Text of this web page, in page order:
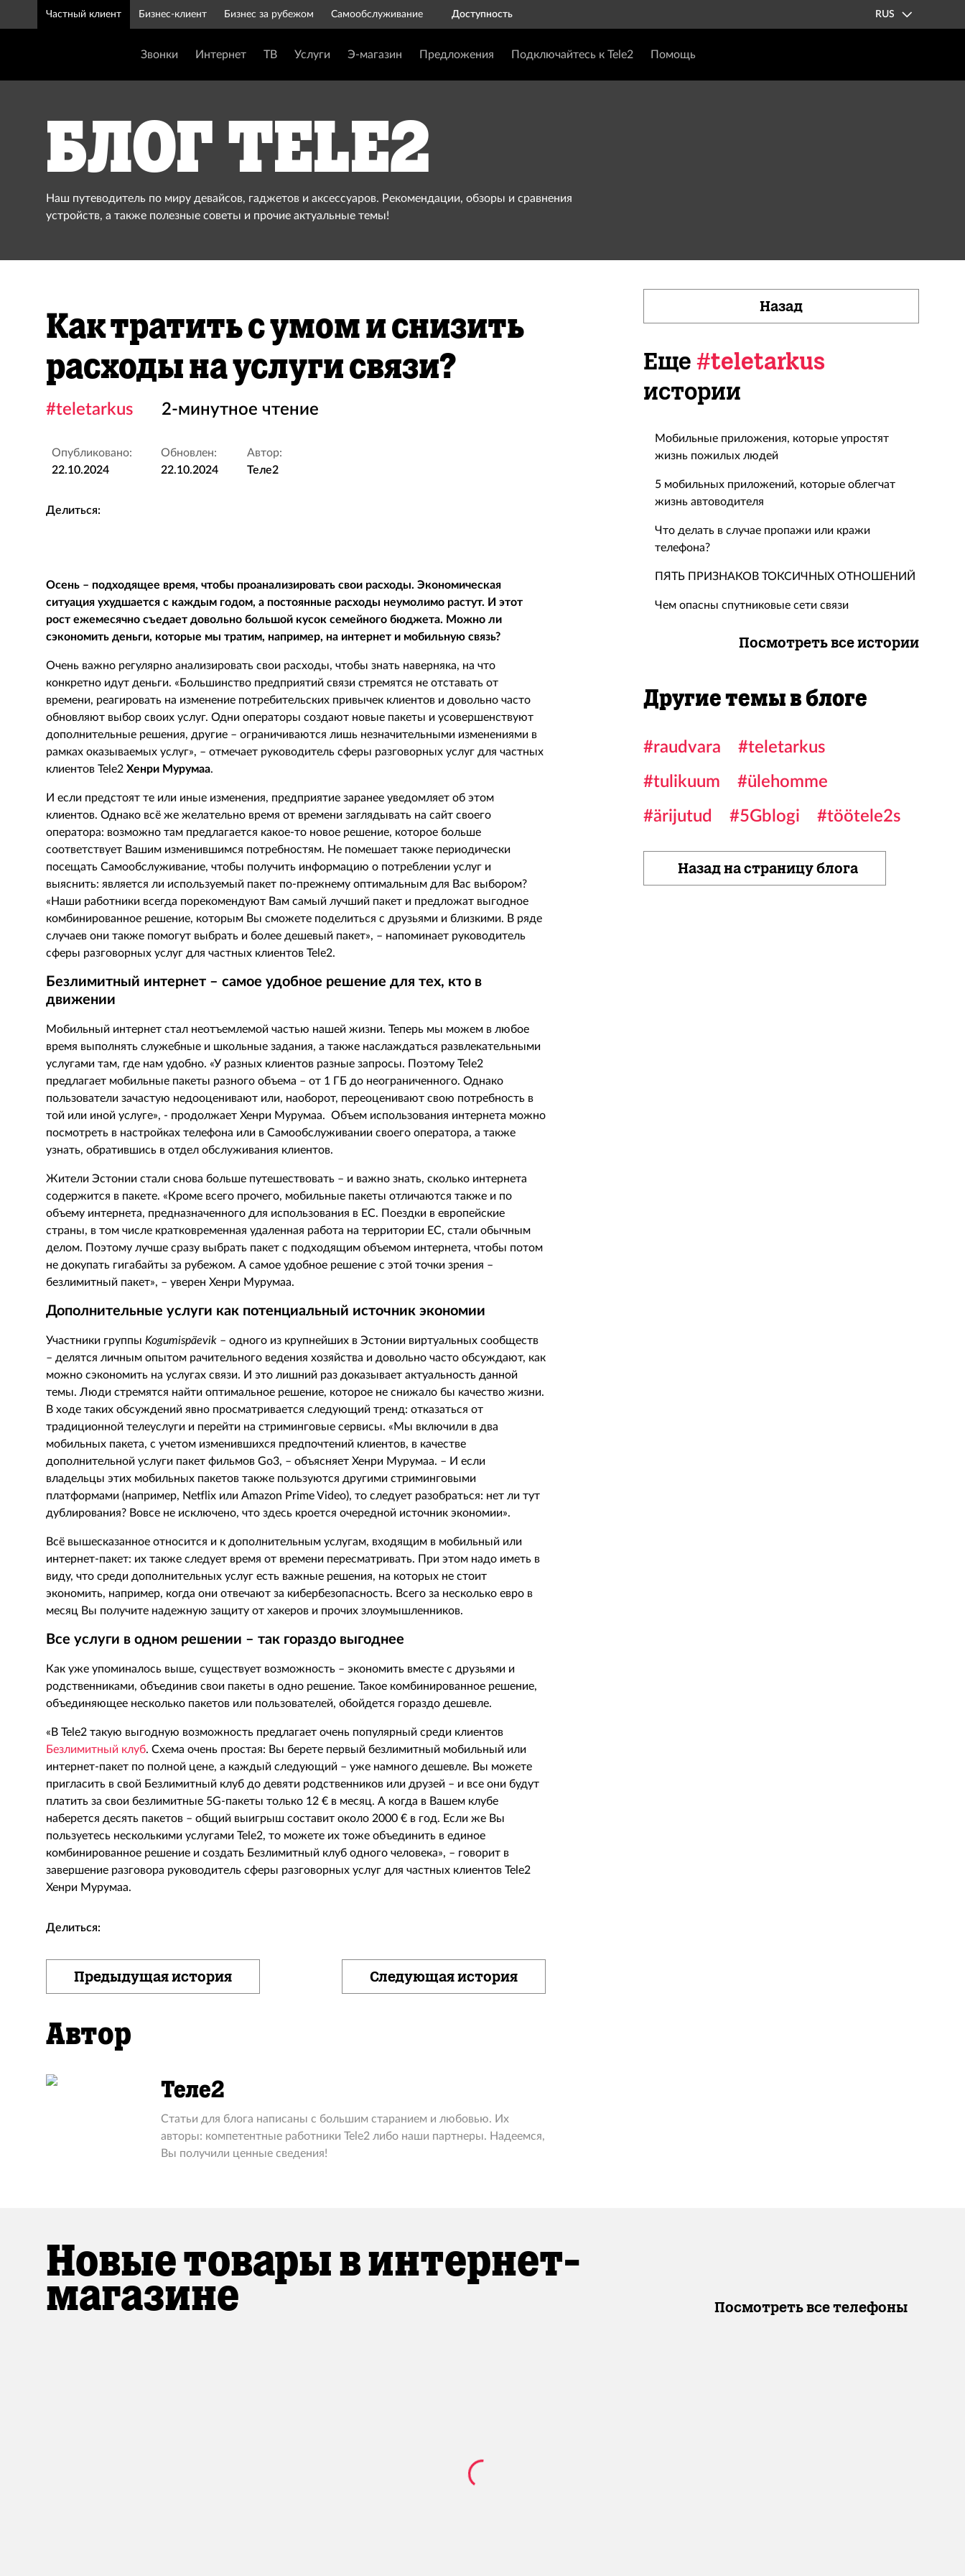
Частный клиент Бизнес-клиент Бизнес за рубежом Самообслуживание Доступность RUS
Звонки Интернет ТВ Услуги Э-магазин Предложения Подключайтесь к Tele2 Помощь
Блог Tele2
Наш путеводитель по миру девайсов, гаджетов и аксессуаров. Рекомендации, обзоры и сравнения
устройств, а также полезные советы и прочие актуальные темы!
Как тратить с умом и снизить
расходы на услуги связи?
#teletarkus 2-минутное чтение
Опубликовано:
22.10.2024
Обновлен:
22.10.2024
Автор:
Теле2
Делиться:
Осень – подходящее время, чтобы проанализировать свои расходы. Экономическая
ситуация ухудшается с каждым годом, а постоянные расходы неумолимо растут. И этот
рост ежемесячно съедает довольно большой кусок семейного бюджета. Можно ли
сэкономить деньги, которые мы тратим, например, на интернет и мобильную связь?
Очень важно регулярно анализировать свои расходы, чтобы знать наверняка, на что
конкретно идут деньги. «Большинство предприятий связи стремятся не отставать от
времени, реагировать на изменение потребительских привычек клиентов и довольно часто
обновляют выбор своих услуг. Одни операторы создают новые пакеты и усовершенствуют
дополнительные решения, другие – ограничиваются лишь незначительными изменениями в
рамках оказываемых услуг», – отмечает руководитель сферы разговорных услуг для частных
клиентов Tele2 Хенри Мурумаа.
И если предстоят те или иные изменения, предприятие заранее уведомляет об этом
клиентов. Однако всё же желательно время от времени заглядывать на сайт своего
оператора: возможно там предлагается какое-то новое решение, которое больше
соответствует Вашим изменившимся потребностям. Не помешает также периодически
посещать Самообслуживание, чтобы получить информацию о потреблении услуг и
выяснить: является ли используемый пакет по-прежнему оптимальным для Вас выбором?
«Наши работники всегда порекомендуют Вам самый лучший пакет и предложат выгодное
комбинированное решение, которым Вы сможете поделиться с друзьями и близкими. В ряде
случаев они также помогут выбрать и более дешевый пакет», – напоминает руководитель
сферы разговорных услуг для частных клиентов Tele2.
Безлимитный интернет – самое удобное решение для тех, кто в
движении
Мобильный интернет стал неотъемлемой частью нашей жизни. Теперь мы можем в любое
время выполнять служебные и школьные задания, а также наслаждаться развлекательными
услугами там, где нам удобно. «У разных клиентов разные запросы. Поэтому Tele2
предлагает мобильные пакеты разного объема – от 1 ГБ до неограниченного. Однако
пользователи зачастую недооценивают или, наоборот, переоценивают свою потребность в
той или иной услуге», - продолжает Хенри Мурумаа. Объем использования интернета можно
посмотреть в настройках телефона или в Самообслуживании своего оператора, а также
узнать, обратившись в отдел обслуживания клиентов.
Жители Эстонии стали снова больше путешествовать – и важно знать, сколько интернета
содержится в пакете. «Кроме всего прочего, мобильные пакеты отличаются также и по
объему интернета, предназначенного для использования в ЕС. Поездки в европейские
страны, в том числе кратковременная удаленная работа на территории ЕС, стали обычным
делом. Поэтому лучше сразу выбрать пакет с подходящим объемом интернета, чтобы потом
не докупать гигабайты за рубежом. А самое удобное решение с этой точки зрения –
безлимитный пакет», – уверен Хенри Мурумаа.
Дополнительные услуги как потенциальный источник экономии
Участники группы Kogumispäevik – одного из крупнейших в Эстонии виртуальных сообществ
– делятся личным опытом рачительного ведения хозяйства и довольно часто обсуждают, как
можно сэкономить на услугах связи. И это лишний раз доказывает актуальность данной
темы. Люди стремятся найти оптимальное решение, которое не снижало бы качество жизни.
В ходе таких обсуждений явно просматривается следующий тренд: отказаться от
традиционной телеуслуги и перейти на стриминговые сервисы. «Мы включили в два
мобильных пакета, с учетом изменившихся предпочтений клиентов, в качестве
дополнительной услуги пакет фильмов Go3, – объясняет Хенри Мурумаа. – И если
владельцы этих мобильных пакетов также пользуются другими стриминговыми
платформами (например, Netflix или Amazon Prime Video), то следует разобраться: нет ли тут
дублирования? Вовсе не исключено, что здесь кроется очередной источник экономии».
Всё вышесказанное относится и к дополнительным услугам, входящим в мобильный или
интернет-пакет: их также следует время от времени пересматривать. При этом надо иметь в
виду, что среди дополнительных услуг есть важные решения, на которых не стоит
экономить, например, когда они отвечают за кибербезопасность. Всего за несколько евро в
месяц Вы получите надежную защиту от хакеров и прочих злоумышленников.
Все услуги в одном решении – так гораздо выгоднее
Как уже упоминалось выше, существует возможность – экономить вместе с друзьями и
родственниками, объединив свои пакеты в одно решение. Такое комбинированное решение,
объединяющее несколько пакетов или пользователей, обойдется гораздо дешевле.
«В Tele2 такую выгодную возможность предлагает очень популярный среди клиентов
Безлимитный клуб. Схема очень простая: Вы берете первый безлимитный мобильный или
интернет-пакет по полной цене, а каждый следующий – уже намного дешевле. Вы можете
пригласить в свой Безлимитный клуб до девяти родственников или друзей – и все они будут
платить за свои безлимитные 5G-пакеты только 12 € в месяц. А когда в Вашем клубе
наберется десять пакетов – общий выигрыш составит около 2000 € в год. Если же Вы
пользуетесь несколькими услугами Tele2, то можете их тоже объединить в единое
комбинированное решение и создать Безлимитный клуб одного человека», – говорит в
завершение разговора руководитель сферы разговорных услуг для частных клиентов Tele2
Хенри Мурумаа.
Делиться:
Предыдущая история Следующая история
Автор
Теле2
Статьи для блога написаны с большим старанием и любовью. Их
авторы: компетентные работники Tele2 либо наши партнеры. Надеемся,
Вы получили ценные сведения!
Назад
Еще #teletarkus
истории
Мобильные приложения, которые упростят
жизнь пожилых людей
5 мобильных приложений, которые облегчат
жизнь автоводителя
Что делать в случае пропажи или кражи
телефона?
ПЯТЬ ПРИЗНАКОВ ТОКСИЧНЫХ ОТНОШЕНИЙ
Чем опасны спутниковые сети связи
Посмотреть все истории
Другие темы в блоге
#raudvara
#teletarkus
#tulikuum
#ülehomme
#ärijutud
#5Gblogi #töötele2s
Назад на страницу блога
Новые товары в интернет-
магазине Посмотреть все телефоны